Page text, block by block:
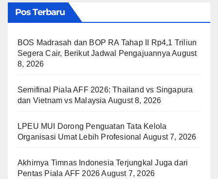
Pos Terbaru
BOS Madrasah dan BOP RA Tahap II Rp4,1 Triliun
Segera Cair, Berikut Jadwal Pengajuannya August
8, 2026
Semifinal Piala AFF 2026: Thailand vs Singapura
dan Vietnam vs Malaysia August 8, 2026
LPEU MUI Dorong Penguatan Tata Kelola
Organisasi Umat Lebih Profesional August 7, 2026
Akhirnya Timnas Indonesia Terjungkal Juga dari
Pentas Piala AFF 2026 August 7, 2026